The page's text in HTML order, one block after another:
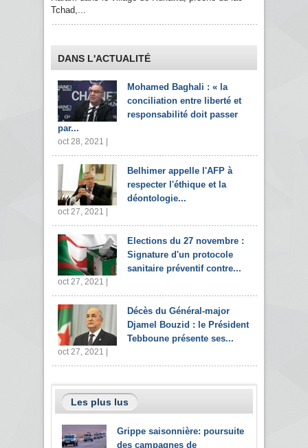
Tchad,...
DANS L'ACTUALITÉ
Mohamed Baghali : « la
conciliation entre liberté et
responsabilité doit passer
par...
oct 28, 2021 |
Belhimer appelle l'AFP à
respecter l'éthique et la
déontologie...
oct 27, 2021 |
Elections du 27 novembre :
Signature d'un protocole
sanitaire préventif contre...
oct 27, 2021 |
Décès du Général-major
Djamel Bouzid : le Président
Tebboune présente ses...
oct 27, 2021 |
Les plus lus
Grippe saisonnière: poursuite
des campagnes de